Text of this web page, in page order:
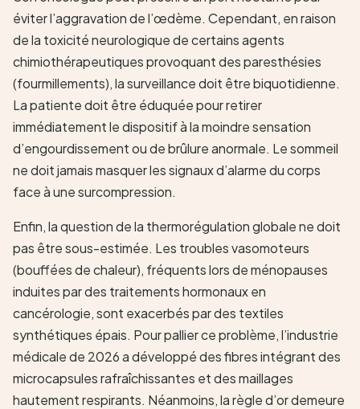
éviter l’aggravation de l’œdème. Cependant, en raison
de la toxicité neurologique de certains agents
chimiothérapeutiques provoquant des paresthésies
(fourmillements), la surveillance doit être biquotidienne.
La patiente doit être éduquée pour retirer
immédiatement le dispositif à la moindre sensation
d’engourdissement ou de brûlure anormale. Le sommeil
ne doit jamais masquer les signaux d’alarme du corps
face à une surcompression.
Enfin, la question de la thermorégulation globale ne doit
pas être sous-estimée. Les troubles vasomoteurs
(bouffées de chaleur), fréquents lors de ménopauses
induites par des traitements hormonaux en
cancérologie, sont exacerbés par des textiles
synthétiques épais. Pour pallier ce problème, l’industrie
médicale de 2026 a développé des fibres intégrant des
microcapsules rafraîchissantes et des maillages
hautement respirants. Néanmoins, la règle d’or demeure